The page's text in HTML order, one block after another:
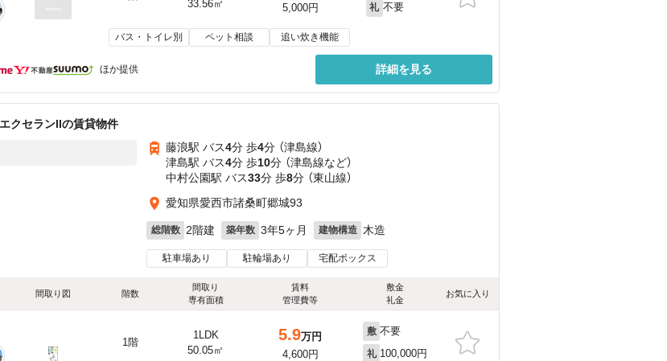
33.56㎡
5,000円
礼 不要
バス・トイレ別 ペット相談 追い炊き機能
ほか提供 詳細を見る
エクセランIIの賃貸物件
藤浪駅 バス4分 歩4分 （津島線）
津島駅 バス4分 歩10分 （津島線など）
中村公園駅 バス33分 歩8分 （東山線）
愛知県愛西市諸桑町郷城93
総階数 2階建 築年数 3年5ヶ月 建物構造 木造
駐車場あり 駐輪場あり 宅配ボックス
間取り図 階数
間取り
専有面積
賃料
管理費等
敷金
礼金
お気に入り
1階
1LDK
50.05㎡
5.9万円
4,600円
敷 不要
礼 100,000円